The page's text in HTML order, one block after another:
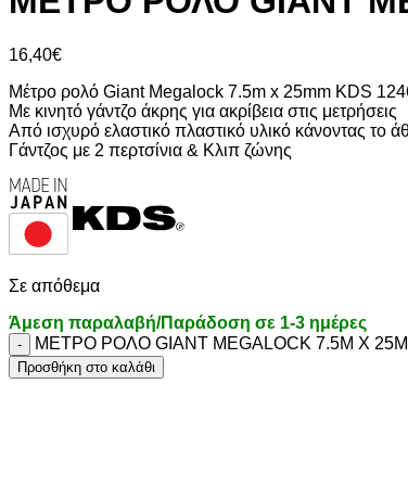
16,40€
Μέτρο ρολό Giant Megalock 7.5m x 25mm KDS
Με κινητό γάντζο άκρης για ακρίβεια στις μετρήσεις
Από ισχυρό ελαστικό πλαστικό υλικό κάνοντας το
Γάντζος με 2 περτσίνια & Κλιπ ζώνης
Σε απόθεμα
Άμεση παραλαβή/Παράδοση σε 1-3 ημέρες
ΜΕΤΡΟ ΡΟΛΟ GIANT MEGALOCK 7.5M X
Προσθήκη στο καλάθι